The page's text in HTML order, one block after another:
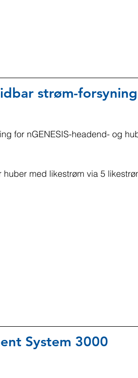
strøm-
for nGENESIS-headend- og
med likestrøm via 5
System 3000